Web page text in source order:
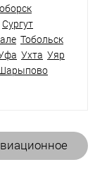
Сургут
Тобольск
Ухта Уяр